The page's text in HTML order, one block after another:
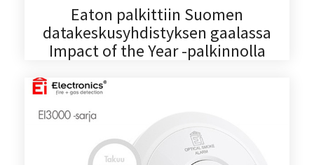
Eaton palkittiin Suomen
datakeskusyhdistyksen gaalassa
Impact of the Year -palkinnolla